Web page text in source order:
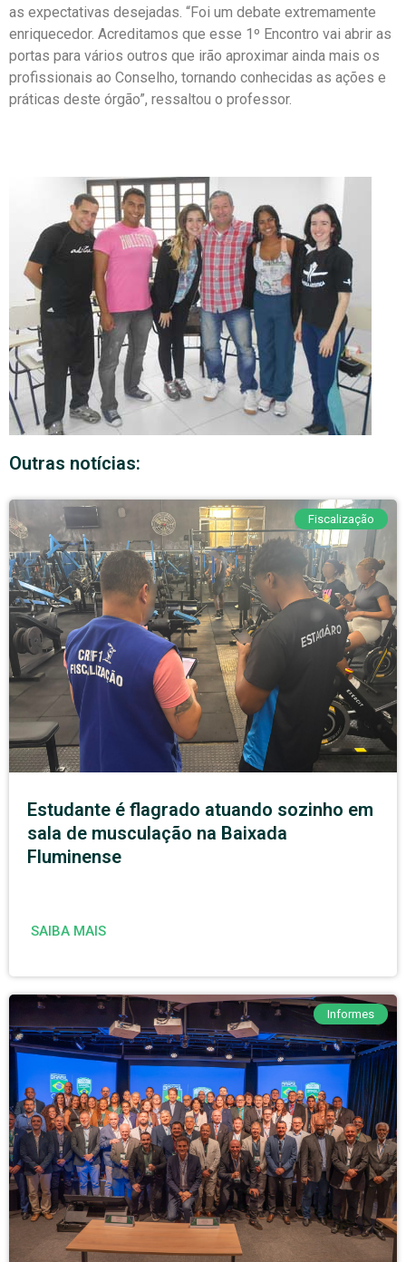
as expectativas desejadas. “Foi um debate extremamente
enriquecedor. Acreditamos que esse 1º Encontro vai abrir as
portas para vários outros que irão aproximar ainda mais os
profissionais ao Conselho, tornando conhecidas as ações e
práticas deste órgão”, ressaltou o professor.
Outras notícias:
Fiscalização
Estudante é flagrado atuando sozinho em
sala de musculação na Baixada
Fluminense
SAIBA MAIS
Informes